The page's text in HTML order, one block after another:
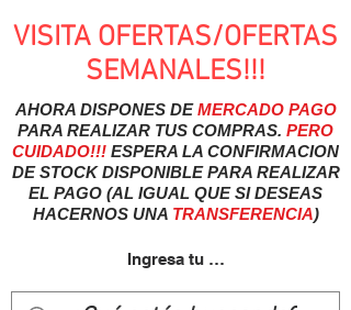
VISITA OFERTAS/OFERTAS
SEMANALES!!!
AHORA DISPONES DEMERCADO PAGO
PARA REALIZAR TUS COMPRAS. PERO
CUIDADO!!! ESPERA LA CONFIRMACION
DE STOCK DISPONIBLE PARA REALIZAR
EL PAGO (AL IGUAL QUE SI DESEAS
HACERNOS UNA TRANSFERENCIA)
Ingresa tu usuairo